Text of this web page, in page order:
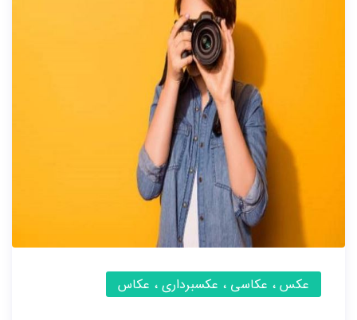
عکس ، عکاسی ، عکسبرداری ، عکاس